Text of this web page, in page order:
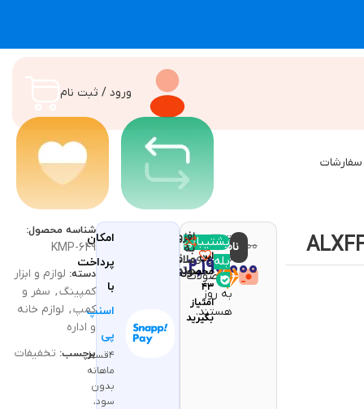
ورود / ثبت نام
قیمت و
موجودی
محصولات
به روز
هستند.
۲,۸۰۰,۰۰۰تومان
۲,۱۹۰,۰۰۰تومان
ناموجودبا خرید
این
محصول
۴۳
امتیاز
بگیرید
پشتیبانی
بله
افزودن
به
علاقه
مندی
مقایسه
امکان
پرداخت
با
اسنپ
پی
۴قسط
ماهانه
بدون
سود،
شناسه محصول:
KMP-649
دسته: لوازم و ابزار
کمپینگ, سفر و
کمپ, لوازم خانه
و اداره
برچسب: تخفیفات